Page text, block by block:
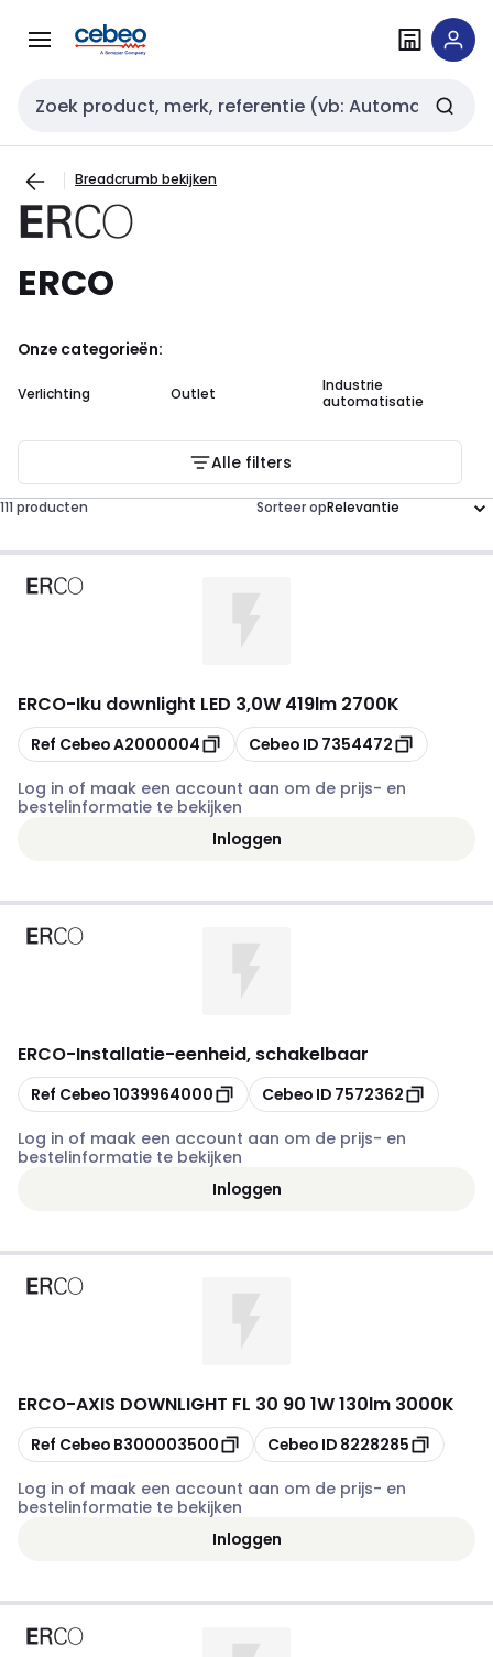
naar
naar
Zoekveld invoer
Breadcrumb bekijken
ERCO
Onze categorieën:
Verlichting Outlet
Industrie
automatisatie
Alle filters
111 producten Sorteer op
ERCO-Iku downlight LED 3,0W 419lm 2700K
Kopiëren
Ref CebeoA2000004 Kopiëren
Cebeo ID 7354472
Log in of maak een account aan om de prijs- en
bestelinformatie te bekijken
Inloggen
ERCO-Installatie-eenheid, schakelbaar
Kopiëren
Ref Cebeo1039964000 Kopiëren
Cebeo ID 7572362
Log in of maak een account aan om de prijs- en
bestelinformatie te bekijken
Inloggen
ERCO-AXIS DOWNLIGHT FL 30 90 1W 130lm 3000K
Kopiëren
Ref Cebeo B300003500 Kopiëren
Cebeo ID 8228285
Log in of maak een account aan om de prijs- en
bestelinformatie te bekijken
Inloggen